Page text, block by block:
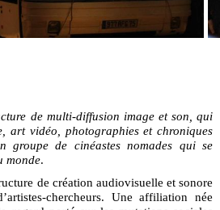
de multi-diffusion image et son, qui
art vidéo, photographies et chroniques
groupe de cinéastes nomades qui se
monde.
de création audiovisuelle et sonore
chercheurs. Une affiliation née